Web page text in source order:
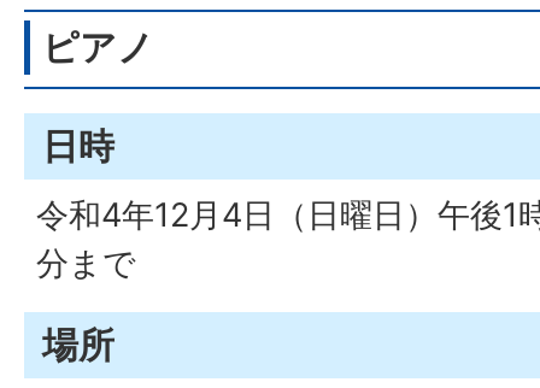
ピアノ
日時
令和4年12月4日（日曜日）午後1
分まで
場所